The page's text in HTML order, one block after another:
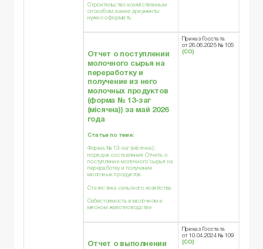
Строительство хозяйственным
способом: какие документы
нужно оформить
Отчет о поступлении
молочного сырья на
переработку и
получение из него
молочных продуктов
(форма № 13-заг
(місячна)) за май 2026
года
Статьи по теме:
Форма № 13-заг (місячна):
порядок составления Отчета о
поступлении молочного сырья на
переработку и получение
молочных продуктов
Статистика сельского хозяйства
Себестоимость в молочном и
мясном животноводстве
Приказ Госстата
от 26.06.2025 № 105
(СО)
Отчет о выполнении
Приказ Госстата
от 10.04.2024 № 109
(СО)